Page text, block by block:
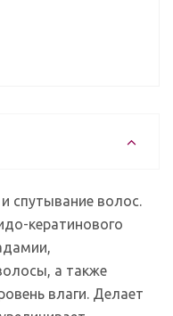
спутывание волос.
кератинового
а также
влаги. Делает